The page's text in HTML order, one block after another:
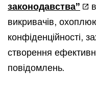
законодавства”
викривачів,
конфіденційності,
створення
повідомлень.